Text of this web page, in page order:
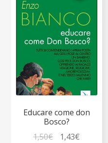
Educare come don
Bosco?
1,50€ 1,43€